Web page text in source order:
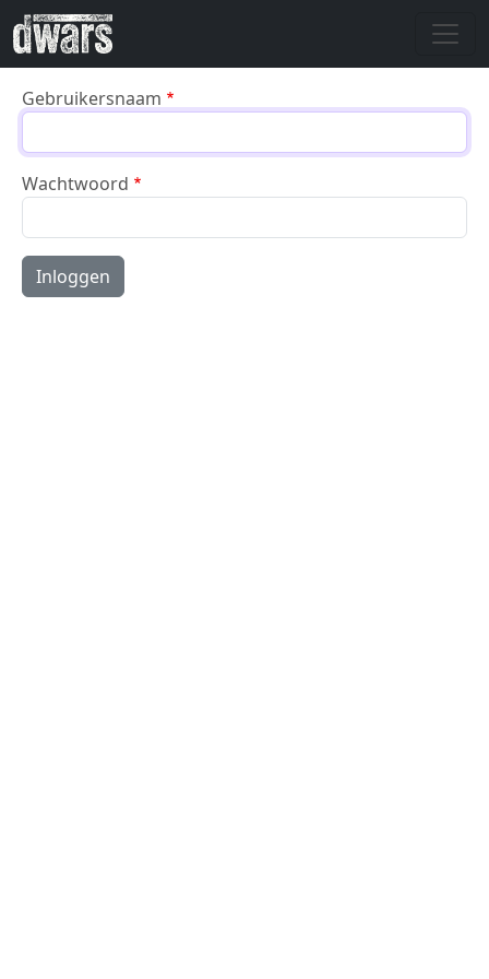
Overslaan en naar de inhoud gaan
Gebruikersnaam
Wachtwoord